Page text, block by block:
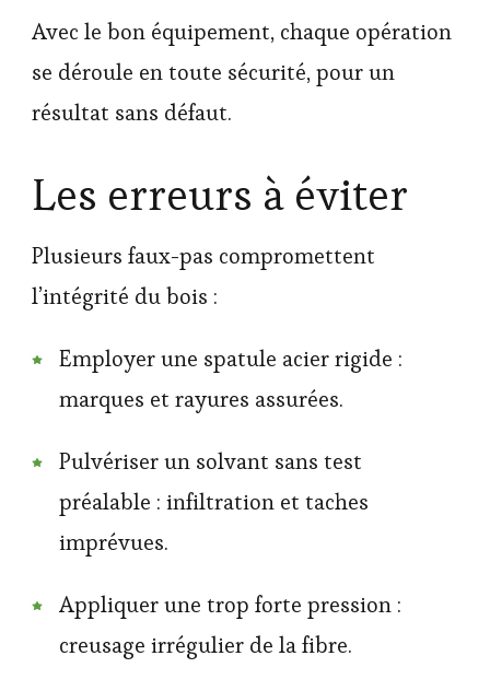
Avec le bon équipement, chaque opération
se déroule en toute sécurité, pour un
résultat sans défaut.
Les erreurs à éviter
Plusieurs faux-pas compromettent
l’intégrité du bois :
Employer une spatule acier rigide :
marques et rayures assurées.
Pulvériser un solvant sans test
préalable : infiltration et taches
imprévues.
Appliquer une trop forte pression :
creusage irrégulier de la fibre.